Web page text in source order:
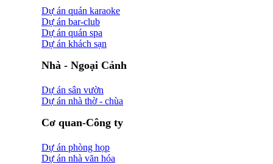
Dự án quán karaoke
Dự án bar-club
Dự án quán spa
Dự án khách sạn
Nhà - Ngoại Cảnh
Dự án sân vườn
Dự án nhà thờ - chùa
Cơ quan-Công ty
Dự án phòng họp
Dự án nhà văn hóa